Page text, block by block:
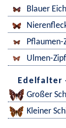
Blauer
Ulmen-
Edelfalter
Großer
Kleiner